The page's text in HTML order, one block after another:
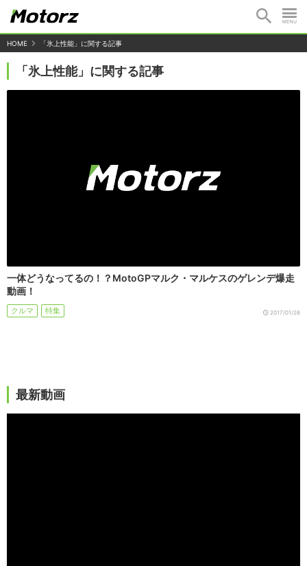
HOME 「氷上性能」に関する記事
「氷上性能」に関する記事
一体どうなってるの！？MotoGPマルク・マルケスのゲレンデ爆走
動画！
クルマ 特集 2017/01/26
最新動画